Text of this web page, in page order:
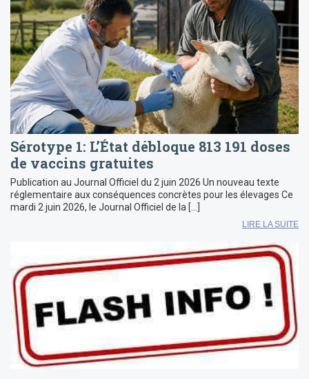
Sérotype 1: L’État débloque 813 191 doses
de vaccins gratuites
Publication au Journal Officiel du 2 juin 2026 Un nouveau texte
réglementaire aux conséquences concrètes pour les élevages Ce
mardi 2 juin 2026, le Journal Officiel de la […]
LIRE LA SUITE